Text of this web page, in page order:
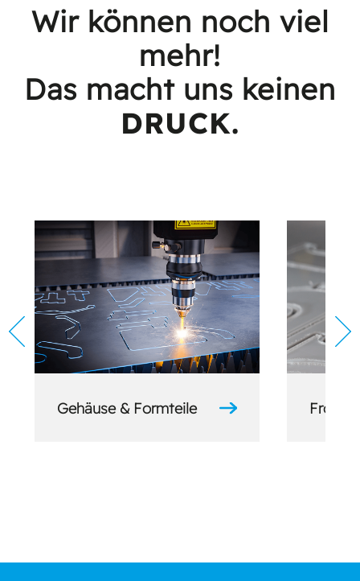
Wir können noch viel
mehr!
Das macht uns keinen
DRUCK.
Gehäuse & Formteile